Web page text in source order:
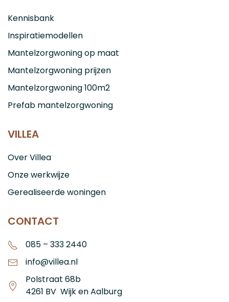
Kennisbank
Inspiratiemodellen
Mantelzorgwoning op maat
Mantelzorgwoning prijzen
Mantelzorgwoning 100m2
Prefab mantelzorgwoning
VILLEA
Over Villea
Onze werkwijze
Gerealiseerde woningen
CONTACT
085 – 333 2440
info@villea.nl
Polstraat 68b
4261 BV Wijk en Aalburg